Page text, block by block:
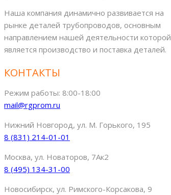
Наша компания динамично развивается на
рынке деталей трубопроводов, основным
направлением нашей деятельности которой
является производство и поставка деталей.
КОНТАКТЫ
Режим работы: 8:00-18:00
mail@rgprom.ru
Нижний Новгород, ул. М. Горького, 195
8 (831) 214-01-01
Москва, ул. Новаторов, 7Ак2
8 (495) 134-31-00
Новосибирск, ул. Римского-Корсакова, 9